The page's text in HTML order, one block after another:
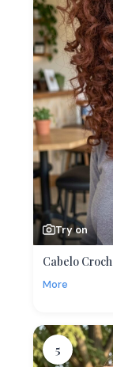
Try on
Cabelo
More
5